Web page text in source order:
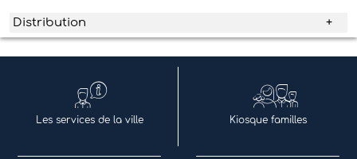
Distribution
Les services de la ville Kiosque familles